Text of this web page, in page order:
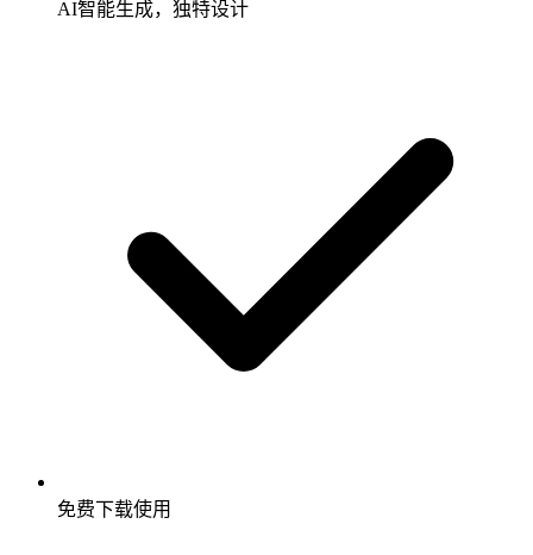
AI智能生成，独特设计
免费下载使用